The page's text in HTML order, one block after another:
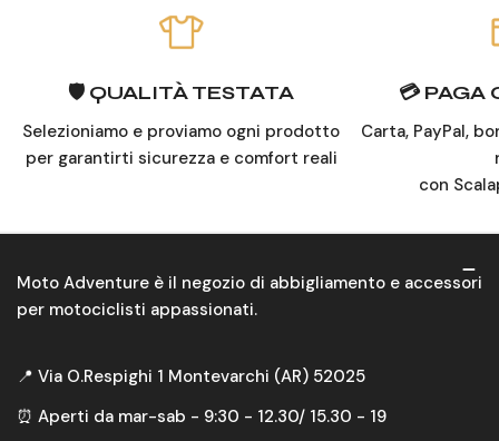
🛡️ QUALITÀ TESTATA
Selezioniamo e proviamo ogni prodotto
per garantirti sicurezza e comfort reali
💳 PAGA
Carta, PayPal,
con
Moto Adventure è il negozio di abbigliamento e accessori
per motociclisti appassionati.
📍 Via O.Respighi 1 Montevarchi (AR) 52025
⏰ Aperti da mar-sab - 9:30 - 12.30/ 15.30 - 19